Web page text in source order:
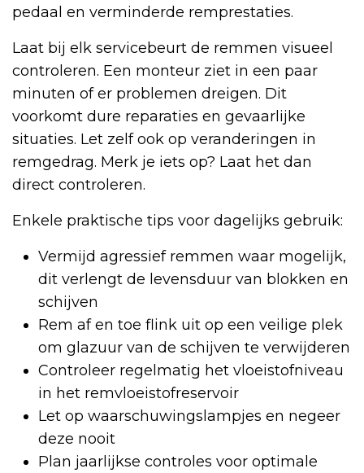
pedaal en verminderde remprestaties.
Laat bij elk servicebeurt de remmen visueel
controleren. Een monteur ziet in een paar
minuten of er problemen dreigen. Dit
voorkomt dure reparaties en gevaarlijke
situaties. Let zelf ook op veranderingen in
remgedrag. Merk je iets op? Laat het dan
direct controleren.
Enkele praktische tips voor dagelijks gebruik:
Vermijd agressief remmen waar mogelijk,
dit verlengt de levensduur van blokken en
schijven
Rem af en toe flink uit op een veilige plek
om glazuur van de schijven te verwijderen
Controleer regelmatig het vloeistofniveau
in het remvloeistofreservoir
Let op waarschuwingslampjes en negeer
deze nooit
Plan jaarlijkse controles voor optimale